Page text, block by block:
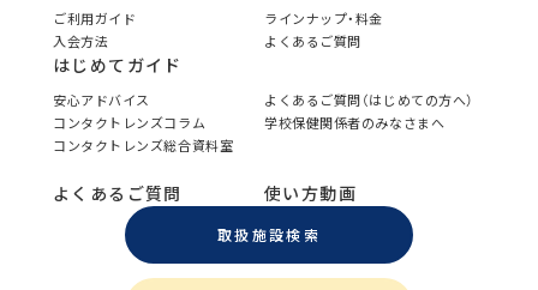
ご利用ガイド
ラインナップ・料金
入会方法
よくあるご質問
はじめてガイド
安心アドバイス
よくあるご質問（はじめての方へ）
コンタクトレンズコラム
学校保健関係者のみなさまへ
コンタクトレンズ総合資料室
よくあるご質問 使い方動画
取扱施設検索